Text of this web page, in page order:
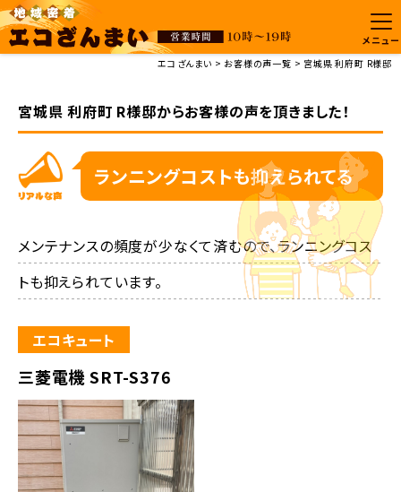
メニュー
エコざんまい
お客様の声一覧 宮城県 利府町 R様邸
宮城県 利府町 R様邸からお客様の声を頂きました！
ランニングコストも抑えられてる
メンテナンスの頻度が少なくて済むので、ランニングコス
トも抑えられています。
エコキュート
三菱電機 SRT-S376